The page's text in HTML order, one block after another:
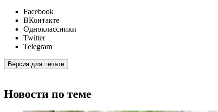
Facebook
ВКонтакте
Одноклассники
Twitter
Telegram
Версия для печати
Новости по теме